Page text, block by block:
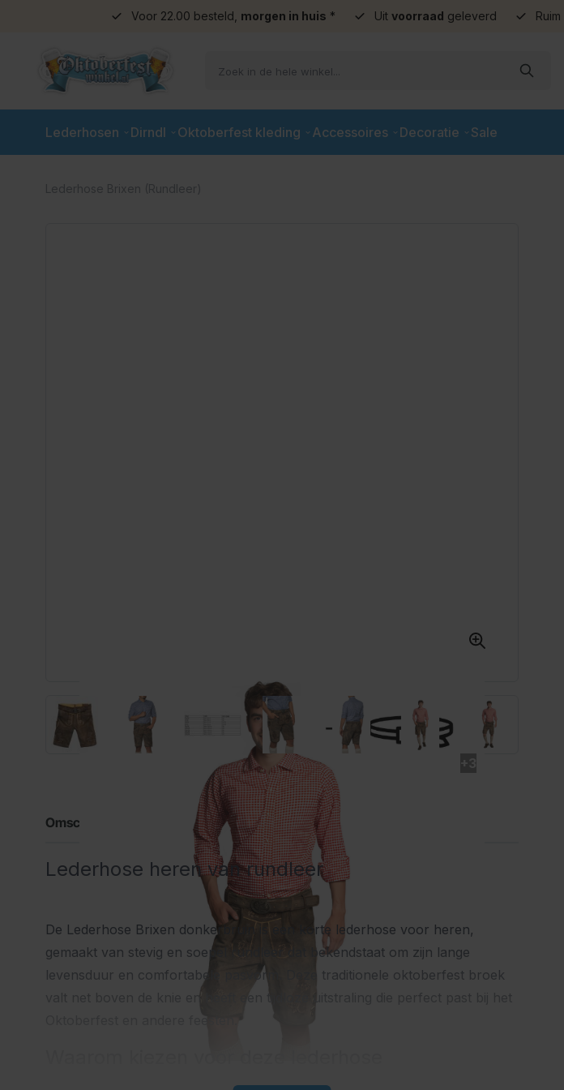
Voor 22.00 besteld, morgen in huis * Uit voorraad geleverd Ruim
Lederhosen Dirndl Oktoberfest kleding Accessoires Decoratie Sale
Lederhose Brixen (Rundleer)
Omschrijving
Lederhose heren van rundleer
De Lederhose Brixen donkerbruin is een korte lederhose voor heren,
gemaakt van stevig en soepel rundleer dat bekendstaat om zijn lange
levensduur en comfortabele pasvorm. Deze traditionele oktoberfest broek